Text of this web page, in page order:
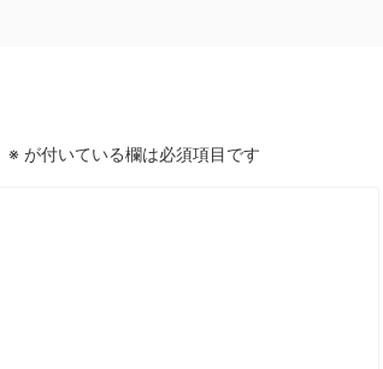
※ が付いている欄は必須項目です